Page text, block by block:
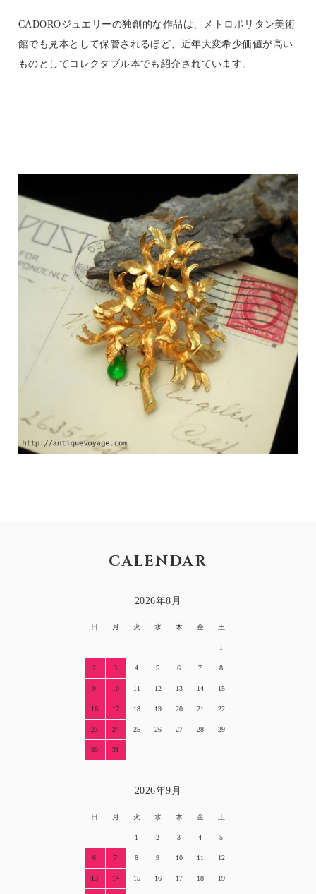
CADOROジュエリーの独創的な作品は、メトロポリタン美術
館でも見本として保管されるほど、近年大変希少価値が高い
ものとしてコレクタブル本でも紹介されています。
CALENDAR
2026年8月
日 月 火 水 木 金 土
1
2 3 4 5 6 7 8
9 10 11 12 13 14 15
16 17 18 19 20 21 22
23 24 25 26 27 28 29
30 31
2026年9月
日 月 火 水 木 金 土
1 2 3 4 5
6 7 8 9 10 11 12
13 14 15 16 17 18 19